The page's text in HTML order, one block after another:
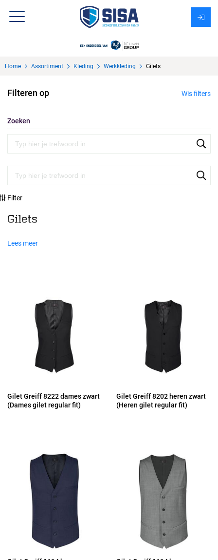
Over Sisa
KMS
Uitzendbureau?
Home Assortiment Kleding Werkkleding Gilets
Filteren op Wis filters
Zoeken
Filter
Gilets
Lees meer
Gilet Greiff 8222 dames zwart
(Dames gilet regular fit)
Gilet Greiff 8202 heren zwart
(Heren gilet regular fit)